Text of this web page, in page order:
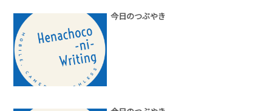
今日のつぶやき